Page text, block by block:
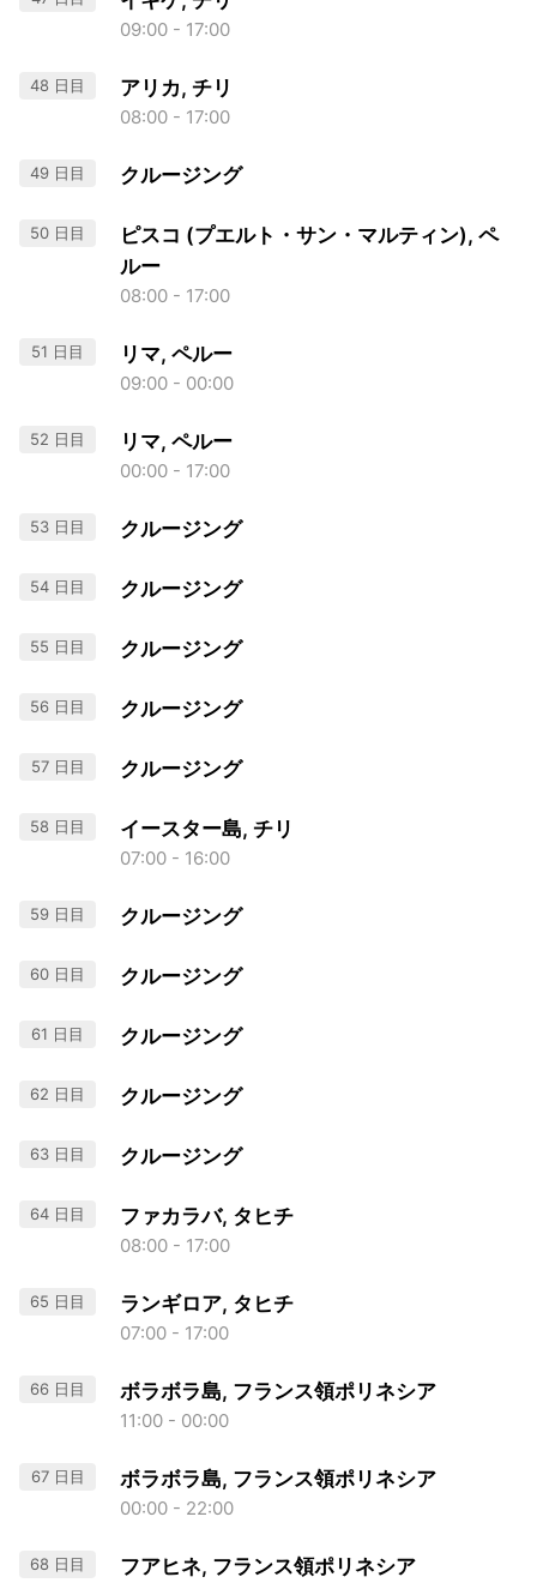
09:00 - 17:00
48 日目 アリカ, チリ
08:00 - 17:00
49 日目 クルージング
50 日目
ピスコ (プエルト・サン・マルティン), ペ
ルー
08:00 - 17:00
51 日目 リマ, ペルー
09:00 - 00:00
52 日目 リマ, ペルー
00:00 - 17:00
53 日目 クルージング
54 日目 クルージング
55 日目 クルージング
56 日目 クルージング
57 日目 クルージング
58 日目 イースター島, チリ
07:00 - 16:00
59 日目 クルージング
60 日目 クルージング
61 日目 クルージング
62 日目 クルージング
63 日目 クルージング
64 日目 ファカラバ, タヒチ
08:00 - 17:00
65 日目 ランギロア, タヒチ
07:00 - 17:00
66 日目 ボラボラ島, フランス領ポリネシア
11:00 - 00:00
67 日目 ボラボラ島, フランス領ポリネシア
00:00 - 22:00
68 日目 フアヒネ, フランス領ポリネシア